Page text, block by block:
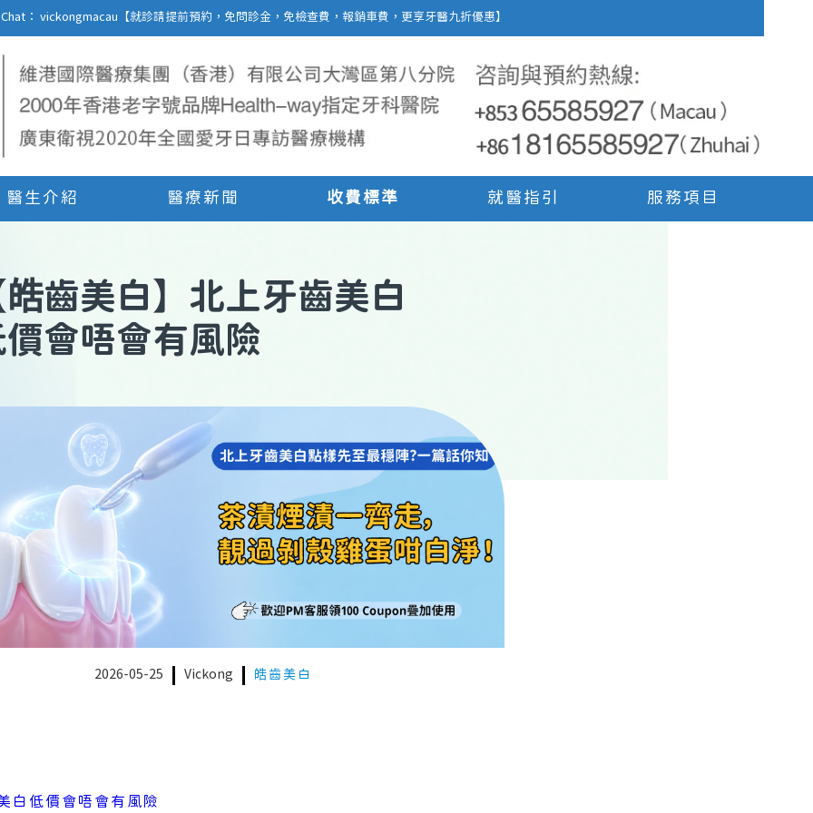
： vickongmacau【就診請提前預約，免問診金，免檢查費，報銷車費，更享牙醫九折優惠】
醫生介紹 醫療新聞 收費標準 就醫指引 服務項目
皓齒美白】 北上牙齒美白
會唔會有風險
2026-05-25 Vickong 皓齒美白
白低價會唔會有風險